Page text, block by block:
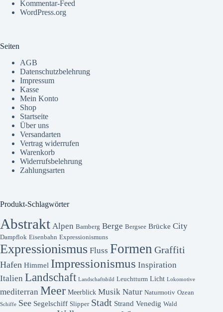
Kommentar-Feed
WordPress.org
Seiten
AGB
Datenschutzbelehrung
Impressum
Kasse
Mein Konto
Shop
Startseite
Über uns
Versandarten
Vertrag widerrufen
Warenkorb
Widerrufsbelehrung
Zahlungsarten
Produkt-Schlagwörter
Abstrakt Alpen Bamberg Berge Bergsee Brücke City
Dampflok Eisenbahn Expressionismuns
Expressionismus Fluss Formen Graffiti
Hafen Himmel Impressionismus Inspiration
Italien Landschaft Landschaftsbild Leuchtturm Licht Lokomotive
mediterran Meer Meerblick Musik Natur Naturmotiv Ozean
Schiffe See Segelschiff Slipper Stadt Strand Venedig Wald